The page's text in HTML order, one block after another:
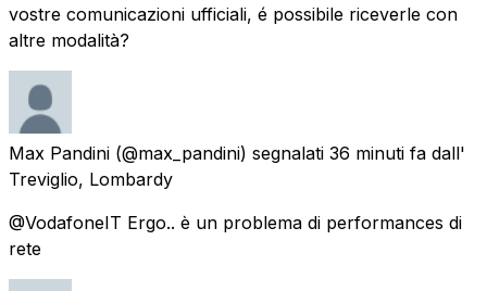
vostre comunicazioni ufficiali, é possibile riceverle con
altre modalità?
Max Pandini (@max_pandini) segnalati 36 minuti fa dall'
Treviglio, Lombardy
@VodafoneIT Ergo.. è un problema di performances di
rete